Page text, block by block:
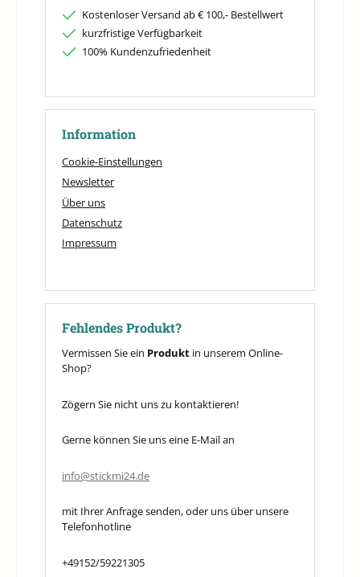
Kostenloser Versand ab € 100,- Bestellwert
kurzfristige Verfügbarkeit
100% Kundenzufriedenheit
Information
Cookie-Einstellungen
Newsletter
Über uns
Datenschutz
Impressum
Fehlendes Produkt?
Vermissen Sie ein Produkt in unserem Online-
Shop?
Zögern Sie nicht uns zu kontaktieren!
Gerne können Sie uns eine E-Mail an
info@stickmi24.de
mit Ihrer Anfrage senden, oder uns über unsere
Telefonhotline
+49152/59221305